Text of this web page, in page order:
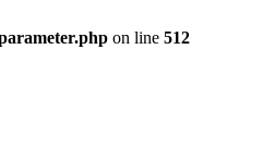
on line 512